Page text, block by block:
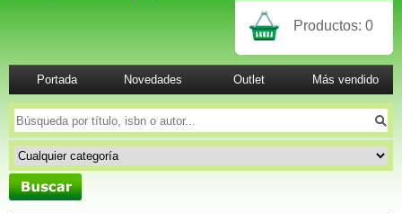
Productos: 0
Portada Novedades Outlet Más vendido